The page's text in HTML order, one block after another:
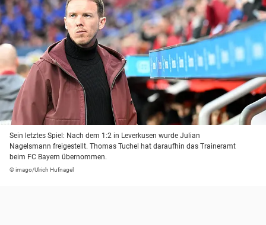
Sein letztes Spiel: Nach dem 1:2 in Leverkusen wurde Julian
Nagelsmann freigestellt. Thomas Tuchel hat daraufhin das Traineramt
beim FC Bayern übernommen.
© imago/Ulrich Hufnagel